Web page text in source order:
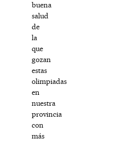
buena
salud
de
la
que
gozan
estas
olimpiadas
en
nuestra
provincia
con
más